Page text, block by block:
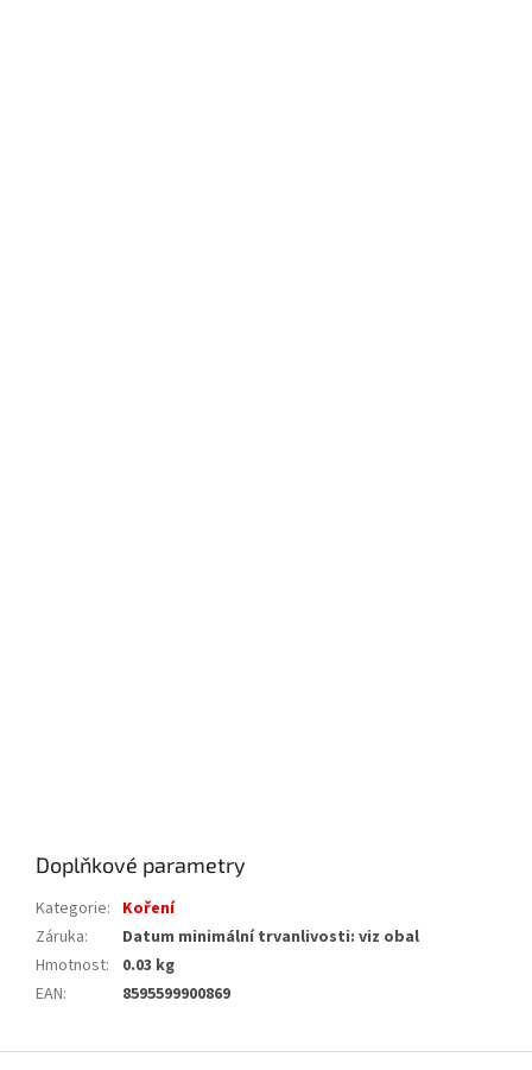
Doplňkové parametry
Kategorie: Koření
Záruka:
Datum minimální trvanlivosti: viz obal
Hmotnost:
0.03 kg
EAN: 8595599900869